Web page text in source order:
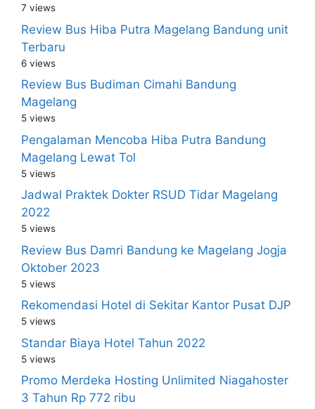
7 views
Review Bus Hiba Putra Magelang Bandung unit
Terbaru
6 views
Review Bus Budiman Cimahi Bandung
Magelang
5 views
Pengalaman Mencoba Hiba Putra Bandung
Magelang Lewat Tol
5 views
Jadwal Praktek Dokter RSUD Tidar Magelang
2022
5 views
Review Bus Damri Bandung ke Magelang Jogja
Oktober 2023
5 views
Rekomendasi Hotel di Sekitar Kantor Pusat DJP
5 views
Standar Biaya Hotel Tahun 2022
5 views
Promo Merdeka Hosting Unlimited Niagahoster
3 Tahun Rp 772 ribu